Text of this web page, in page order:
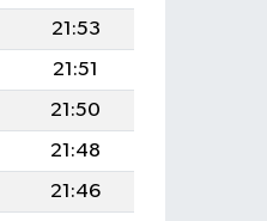
21:53
21:51
21:50
21:48
21:46